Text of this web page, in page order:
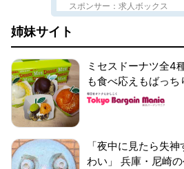
スポンサー：求人ボックス
姉妹サイト
ミセスドーナツ全4
も食べ応えもばっち
「夜中に見たら失
わい」 兵庫・尼崎